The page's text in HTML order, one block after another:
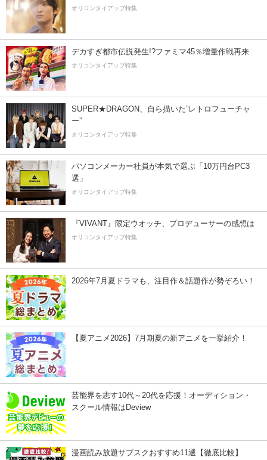
オリコンタイアップ特集
デカすぎ都市伝説発生!?ファミマ45％増量作戦再来
オリコンタイアップ特集
SUPER★DRAGON、自ら描いた”レトロフューチャ
ー”
オリコンタイアップ特集
パソコンメーカー社員が本気で選ぶ「10万円台PC3
選」
オリコンタイアップ特集
『VIVANT』限定ウオッチ、プロデューサーの感想は
オリコンタイアップ特集
2026年7月夏ドラマも、注目作＆話題作が勢ぞろい！
【夏アニメ2026】7月期夏の新アニメを一挙紹介！
芸能界を志す10代～20代を応援！オーディション・
スクール情報はDeview
漫画読み放題サブスクおすすめ11選【徹底比較】